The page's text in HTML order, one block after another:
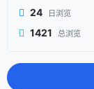
24 日浏览
1421 总浏览